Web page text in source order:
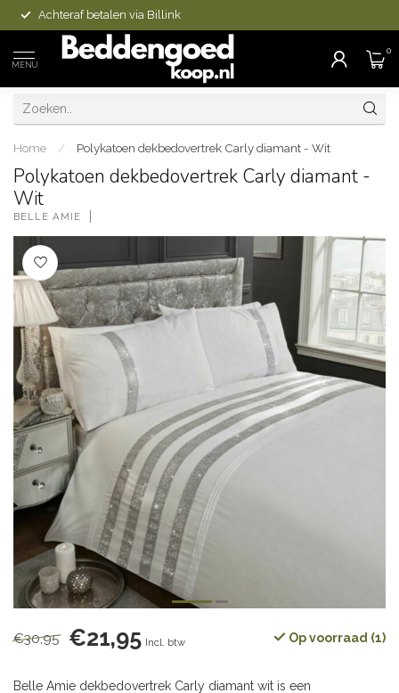
Achteraf betalen via Billink
MENU
0
Home / Polykatoen dekbedovertrek Carly diamant - Wit
Polykatoen dekbedovertrek Carly diamant -
Wit
BELLE AMIE
€30,95 €21,95 Incl. btw Op voorraad (1)
Belle Amie dekbedovertrek Carly diamant wit is een